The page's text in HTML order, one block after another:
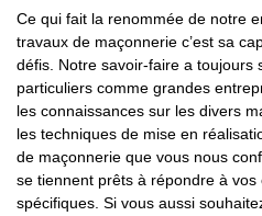
Ce qui fait la renommée de notre
travaux de maçonnerie c’est sa
défis. Notre savoir-faire a toujours
particuliers comme grandes
les connaissances sur les divers
les techniques de mise en
de maçonnerie que vous nous
se tiennent prêts à répondre à
spécifiques. Si vous aussi